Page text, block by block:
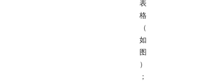
表
格
（
如
图
）
；